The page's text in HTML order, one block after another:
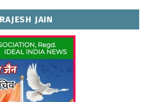
JAIN